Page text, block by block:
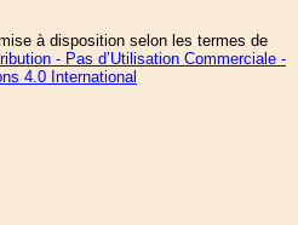
à disposition selon les termes de
- Pas d’Utilisation Commerciale -
4.0 International